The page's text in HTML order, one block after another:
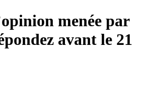
menée par
avant le 21